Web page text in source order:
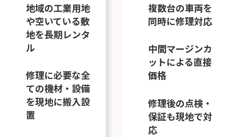
地域の工業用地
や空いている敷
地を長期レンタ
ル
修理に必要な全
ての機材・設備
を現地に搬入設
置
複数台の車両を
同時に修理対応
中間マージンカ
ットによる直接
価格
修理後の点検・
保証も現地で対
応